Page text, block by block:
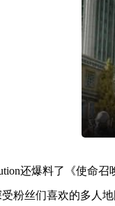
还爆料了《使命
粉丝们喜欢的多人地